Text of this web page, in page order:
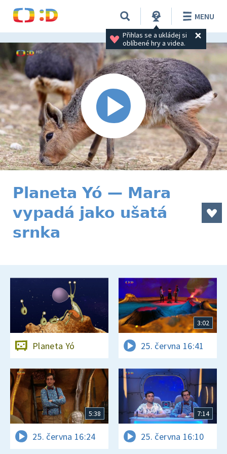
Přihlas se a ukládej si
oblíbené hry a videa.
MENU
Planeta Yó — Mara
vypadá jako ušatá
srnka
Planeta Yó
3:02
25. června 16:41
5:38
25. června 16:24
7:14
25. června 16:10